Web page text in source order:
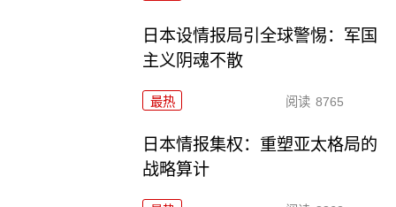
日本设情报局引全球警惕：军国
主义阴魂不散
最热 阅读 8765
日本情报集权：重塑亚太格局的
战略算计